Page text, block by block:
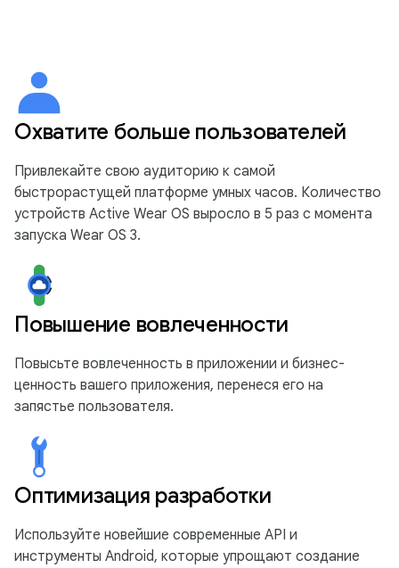
Охватите больше пользователей
Привлекайте свою аудиторию к самой
быстрорастущей платформе умных часов. Количество
устройств Active Wear OS выросло в 5 раз с момента
запуска Wear OS 3.
Повышение вовлеченности
Повысьте вовлеченность в приложении и бизнес-
ценность вашего приложения, перенеся его на
запястье пользователя.
Оптимизация разработки
Используйте новейшие современные API и
инструменты Android, которые упрощают создание